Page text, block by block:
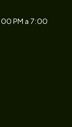
PM a 7:00